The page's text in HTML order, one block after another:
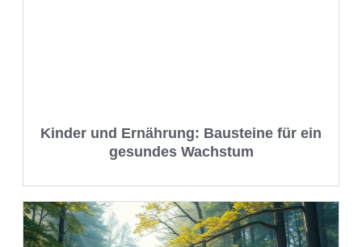
Kinder und Ernährung: Bausteine für ein
gesundes Wachstum